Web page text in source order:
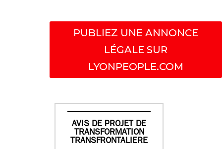
PUBLIEZ UNE ANNONCE
LÉGALE SUR
LYONPEOPLE.COM
AVIS DE PROJET DE
TRANSFORMATION
TRANSFRONTALIERE